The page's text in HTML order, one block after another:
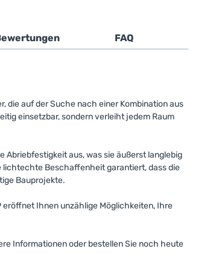
FAQ
die auf der Suche nach einer Kombination aus
einsetzbar, sondern verleiht jedem Raum
Abriebfestigkeit aus, was sie äußerst langlebig
lichtechte Beschaffenheit garantiert, dass die
Bauprojekte.
eröffnet Ihnen unzählige Möglichkeiten, Ihre
Informationen oder bestellen Sie noch heute